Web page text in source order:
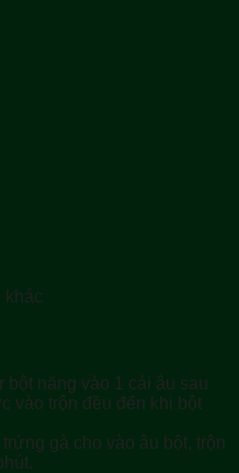
khác
bột năng vào 1 cái âu sau
vào trộn đều đển khi bột
gà cho vào âu bột, trộn